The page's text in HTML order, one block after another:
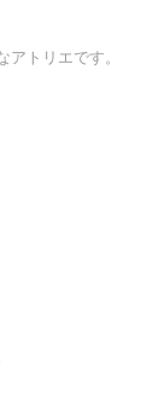
トリエです。